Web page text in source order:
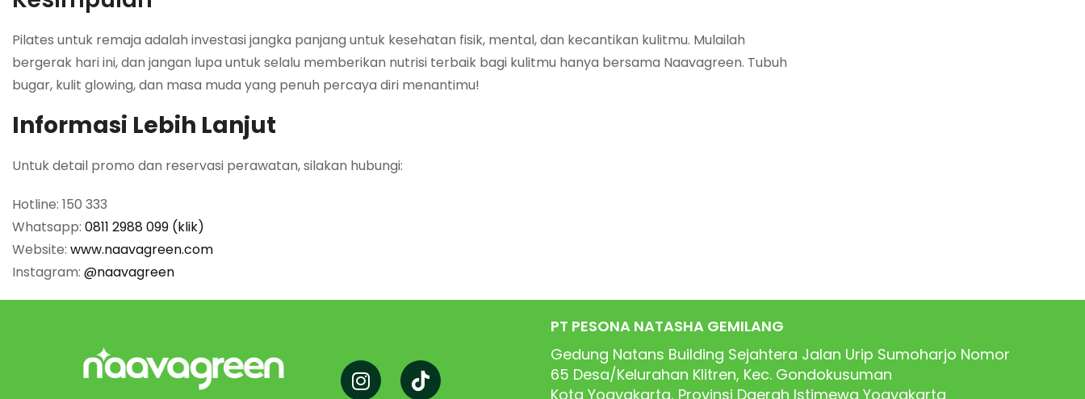
Pilates untuk remaja adalah investasi jangka panjang untuk kesehatan fisik, mental, dan kecantikan kulitmu. Mulailah
bergerak hari ini, dan jangan lupa untuk selalu memberikan nutrisi terbaik bagi kulitmu hanya bersama Naavagreen. Tubuh
bugar, kulit glowing, dan masa muda yang penuh percaya diri menantimu!
Informasi Lebih Lanjut
Untuk detail promo dan reservasi perawatan, silakan hubungi:
Hotline: 150 333
Whatsapp: 0811 2988 099 (klik)
Website: www.naavagreen.com
Instagram: @naavagreen
PT PESONA NATASHA GEMILANG
Gedung Natans Building Sejahtera Jalan Urip Sumoharjo Nomor
65 Desa/Kelurahan Klitren, Kec. Gondokusuman
Kota Yogyakarta, Provinsi Daerah Istimewa Yogyakarta